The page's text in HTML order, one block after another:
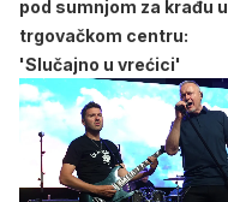
pod sumnjom za krađu u
trgovačkom centru:
'Slučajno u vrećici'